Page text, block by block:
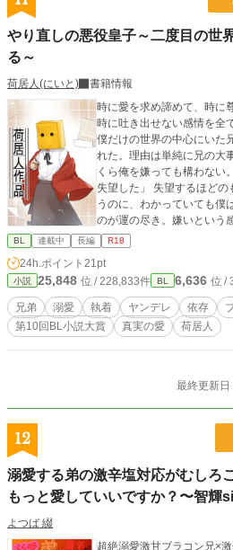
やり直しの悪役皇子～二度目の世
る～
荷居人(にいと)
書籍情報
時に愛を求め諦めて、時に
時に吐き出せない感情を全
僕だけの世界の中心にいた兄。 僕はそんな兄に憎まれ
れた。理由は単純に兄の大事
くら俺を嫌っても構わない
失望した」 失望するほどのものすらなかったくせに。そう思
うのに、わかっていても僕
のが運の尽き。嫌いという
か。 ただ僕は兄を自分の力で笑顔にさせてみたかったのだと
死ぬ間際に理解したが、もはや
たことは今までの冷たい兄
たくらい。それも僕が死ぬ
を出した怒り故なのだから救われない。
を思い出し、死ぬ前に幸せ
で、苦痛の表情から驚きを
それを見て死ねることに後悔はなかっ
同じ人生をやり直す羽目
んでやると思っていたのに
がつけば傍にいるし、英雄
は態度が違ってなんだか
の？ ご都合主義なところもあります。BL大賞にも応募します
BL 連載中 長編 R18
24h.ポイント 21pt
小説 25,848 位 / 228,833件 BL 6,636 位 /
兄弟 溺愛 執着 ヤンデレ 依存
第10回BL小説大賞
真実の愛 荷居人
最終更新
12
溺愛する弟の激辛塩対応がむしろ
もっと愛していいですか？〜智輝
よつば 綴
超絶溺愛激甘ブラコン兄×激辛塩対応